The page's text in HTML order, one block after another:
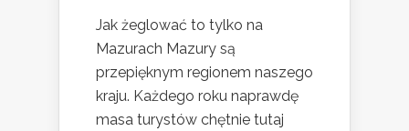
Jak żeglować to tylko na
Mazurach Mazury są
przepięknym regionem naszego
kraju. Każdego roku naprawdę
masa turystów chętnie tutaj